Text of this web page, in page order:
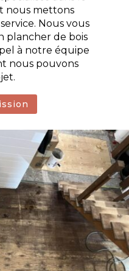
nous mettons
service. Nous vous
plancher de bois
à notre équipe
nous pouvons